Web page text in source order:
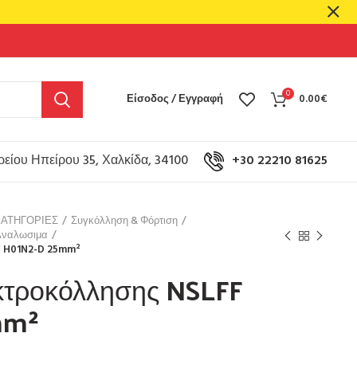
Είσοδος / Εγγραφή 0 0.00€
Ηπείρου 35, Χαλκίδα, 34100 +30 22210 81625
Συγκόλληση & Φόρτιση
D 25mm²
NSLFF